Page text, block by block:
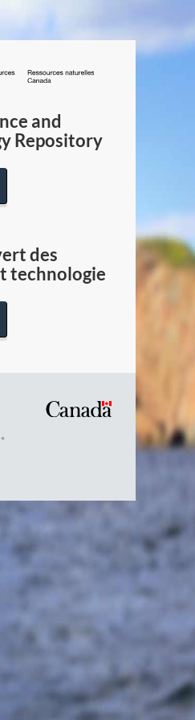
/
Canada
and
Repository
des
technologie
Symbole
Canada